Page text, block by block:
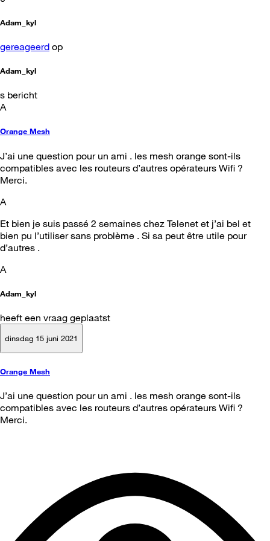
Adam_kyl
gereageerd op
Adam_kyl
s bericht
A
Orange Mesh
J’ai une question pour un ami . les mesh orange sont-ils
compatibles avec les routeurs d’autres opérateurs Wifi ?
Merci.
A
Et bien je suis passé 2 semaines chez Telenet et j’ai bel et
bien pu l’utiliser sans problème . Si sa peut être utile pour
d’autres .
A
Adam_kyl
heeft een vraag geplaatst
dinsdag 15 juni 2021
Orange Mesh
J’ai une question pour un ami . les mesh orange sont-ils
compatibles avec les routeurs d’autres opérateurs Wifi ?
Merci.